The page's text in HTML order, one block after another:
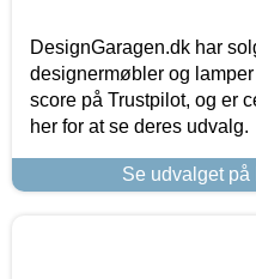
DesignGaragen.dk har
designermøbler og
score på Trustpilot, og er
her for at se deres udvalg.
Se udvalget